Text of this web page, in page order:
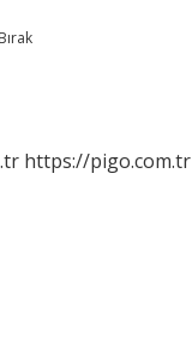
https://pigo.com.tr